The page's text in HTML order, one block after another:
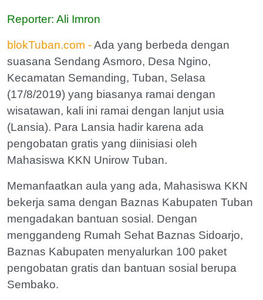
Reporter: Ali Imron
blokTuban.com -Ada yang berbeda dengan
suasana Sendang Asmoro, Desa Ngino,
Kecamatan Semanding, Tuban, Selasa
(17/8/2019) yang biasanya ramai dengan
wisatawan, kali ini ramai dengan lanjut usia
(Lansia). Para Lansia hadir karena ada
pengobatan gratis yang diinisiasi oleh
Mahasiswa KKN Unirow Tuban.
Memanfaatkan aula yang ada, Mahasiswa KKN
bekerja sama dengan Baznas Kabupaten Tuban
mengadakan bantuan sosial. Dengan
menggandeng Rumah Sehat Baznas Sidoarjo,
Baznas Kabupaten menyalurkan 100 paket
pengobatan gratis dan bantuan sosial berupa
Sembako.